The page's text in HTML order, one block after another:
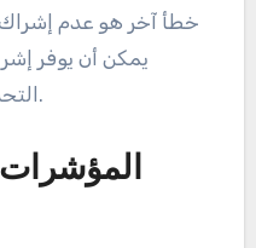
خطأ آخر هو عدم إشراك
يمكن أن يوفر
التحديات التشغيلية ويعزز التحليل.
المؤشرات